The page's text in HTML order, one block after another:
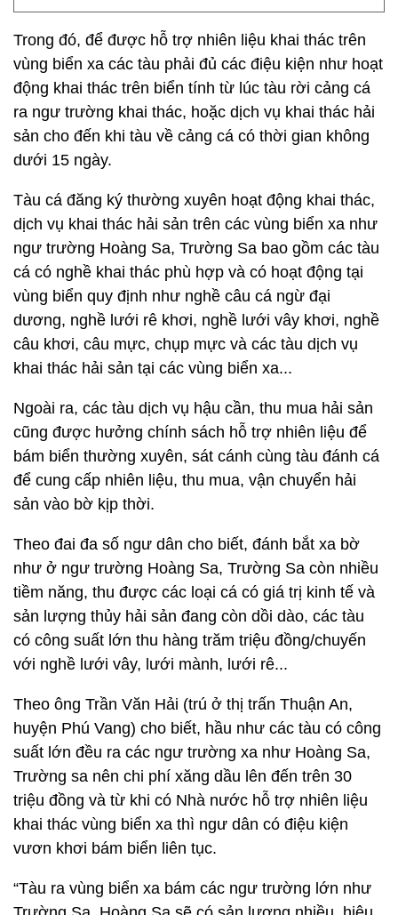
Trong đó, để được hỗ trợ nhiên liệu khai thác trên
vùng biển xa các tàu phải đủ các điệu kiện như hoạt
động khai thác trên biển tính từ lúc tàu rời cảng cá
ra ngư trường khai thác, hoặc dịch vụ khai thác hải
sản cho đến khi tàu về cảng cá có thời gian không
dưới 15 ngày.
Tàu cá đăng ký thường xuyên hoạt động khai thác,
dịch vụ khai thác hải sản trên các vùng biển xa như
ngư trường Hoàng Sa, Trường Sa bao gồm các tàu
cá có nghề khai thác phù hợp và có hoạt động tại
vùng biển quy định như nghề câu cá ngừ đại
dương, nghề lưới rê khơi, nghề lưới vây khơi, nghề
câu khơi, câu mực, chụp mực và các tàu dịch vụ
khai thác hải sản tại các vùng biển xa...
Ngoài ra, các tàu dịch vụ hậu cần, thu mua hải sản
cũng được hưởng chính sách hỗ trợ nhiên liệu để
bám biển thường xuyên, sát cánh cùng tàu đánh cá
để cung cấp nhiên liệu, thu mua, vận chuyển hải
sản vào bờ kịp thời.
Theo đai đa số ngư dân cho biết, đánh bắt xa bờ
như ở ngư trường Hoàng Sa, Trường Sa còn nhiều
tiềm năng, thu được các loại cá có giá trị kinh tế và
sản lượng thủy hải sản đang còn dồi dào, các tàu
có công suất lớn thu hàng trăm triệu đồng/chuyến
với nghề lưới vây, lưới mành, lưới rê...
Theo ông Trần Văn Hải (trú ở thị trấn Thuận An,
huyện Phú Vang) cho biết, hầu như các tàu có công
suất lớn đều ra các ngư trường xa như Hoàng Sa,
Trường sa nên chi phí xăng dầu lên đến trên 30
triệu đồng và từ khi có Nhà nước hỗ trợ nhiên liệu
khai thác vùng biển xa thì ngư dân có điệu kiện
vươn khơi bám biển liên tục.
“Tàu ra vùng biển xa bám các ngư trường lớn như